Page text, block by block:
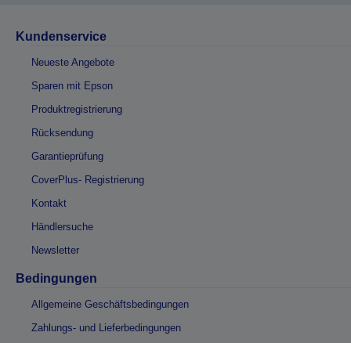
Kundenservice
Neueste Angebote
Sparen mit Epson
Produktregistrierung
Rücksendung
Garantieprüfung
CoverPlus- Registrierung
Kontakt
Händlersuche
Newsletter
Bedingungen
Allgemeine Geschäftsbedingungen
Zahlungs- und Lieferbedingungen